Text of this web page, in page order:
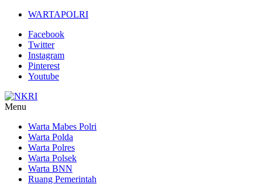
Lompat
konten
WARTAPOLRI
Facebook
Twitter
Instagram
Pinterest
Youtube
Jurnalisme
Positif
Menu
Warta Mabes Polri
Warta Polda
Warta Polres
Warta Polsek
Warta BNN
Ruang Pemerintah